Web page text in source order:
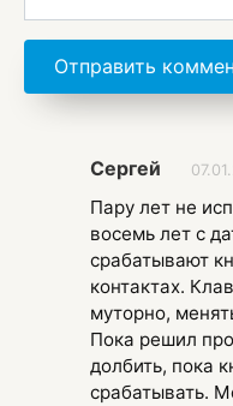
Сергей
Пару лет не
восемь лет с
срабатывают
контактах.
муторно,
Пока решил
долбить, пока
срабатывать.